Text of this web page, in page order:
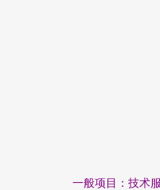
一般项目：技术